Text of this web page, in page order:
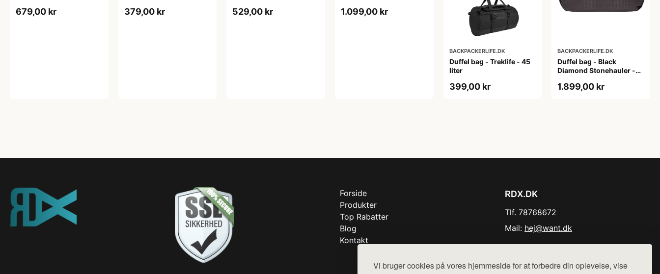
Vi bruger cookies på vores hjemmeside for at forbedre din oplevelse, vise
679,00 kr 379,00 kr 529,00 kr 1.099,00 kr
BACKPACKERLIFE.DK
Duffel bag - Treklife - 45
liter
399,00 kr
BACKPACKERLIFE.DK
Duffel bag - Black
Diamond Stonehauler -
1.899,00 kr
Forside
Produkter
Top Rabatter
Blog
Kontakt
RDX.DK
Tlf. 78768672
Mail: hej@want.dk